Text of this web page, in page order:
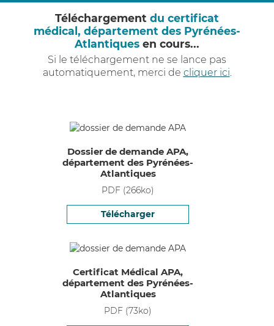
g
Téléchargement du certificat
médical, département des Pyrénées-
Atlantiques en cours...
Si le téléchargement ne se lance pas
automatiquement, merci de cliquer ici.
Dossier de demande APA,
département des Pyrénées-
Atlantiques
PDF (266ko)
Télécharger
Certificat Médical APA,
département des Pyrénées-
Atlantiques
PDF (73ko)